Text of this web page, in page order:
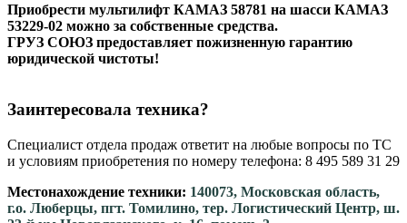
Приобрести мультилифт КАМАЗ 58781 на шасси КАМАЗ
53229-02 можно за собственные средства.
ГРУЗ СОЮЗ предоставляет пожизненную гарантию
юридической чистоты!
Заинтересовала техника?
Специалист отдела продаж ответит на любые вопросы по ТС
и условиям приобретения по номеру телефона: 8 495 589 31 29
Местонахождение техники: 140073, Московская область,
г.о. Люберцы, пгт. Томилино, тер. Логистический Центр, ш.